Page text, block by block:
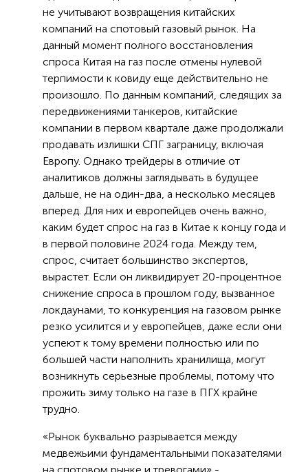
не учитывают возвращения китайских
компаний на спотовый газовый рынок. На
данный момент полного восстановления
спроса Китая на газ после отмены нулевой
терпимости к ковиду еще действительно не
произошло. По данным компаний, следящих за
передвижениями танкеров, китайские
компании в первом квартале даже продолжали
продавать излишки СПГ заграницу, включая
Европу. Однако трейдеры в отличие от
аналитиков должны заглядывать в будущее
дальше, не на один-два, а несколько месяцев
вперед. Для них и европейцев очень важно,
каким будет спрос на газ в Китае к концу года и
в первой половине 2024 года. Между тем,
спрос, считает большинство экспертов,
вырастет. Если он ликвидирует 20-процентное
снижение спроса в прошлом году, вызванное
локдаунами, то конкуренция на газовом рынке
резко усилится и у европейцев, даже если они
успеют к тому времени полностью или по
большей части наполнить хранилища, могут
возникнуть серьезные проблемы, потому что
прожить зиму только на газе в ПГХ крайне
трудно.
«Рынок буквально разрывается между
медвежьими фундаментальными показателями
на спотовом рынке и тревогами»,-